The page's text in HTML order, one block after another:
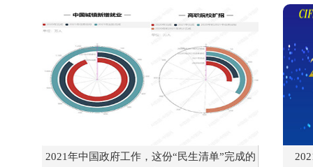
2021年中国政府工作，这份“民生清单”完成的